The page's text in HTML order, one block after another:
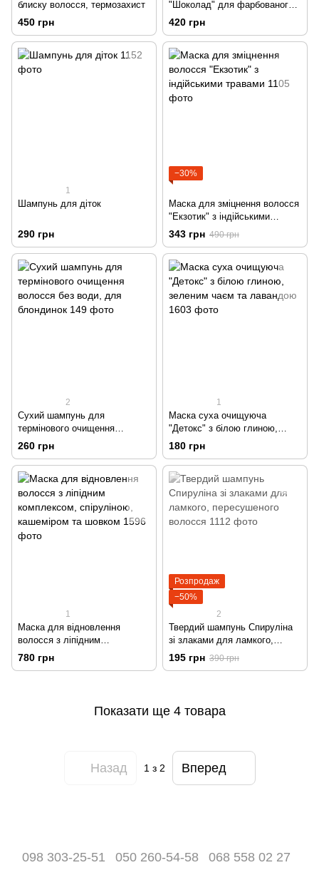
блиску волосся, термозахист
450 грн
"Шоколад" для фарбованого
волосся, для блиску та
термозахисту
420 грн
1
Шампунь для діток
290 грн
−30%
Маска для зміцнення волосся
"Екзотик" з індійськими
травами
343 грн 490 грн
2
Сухий шампунь для
термінового очищення
волосся без води, для
блондинок
260 грн
1
Маска суха очищуюча
"Детокс" з білою глиною,
зеленим чаєм та лавандою
180 грн
1
Маска для відновлення
волосся з ліпідним
комплексом, спіруліною,
кашеміром та шовком
780 грн
Розпродаж
−50%
2
Твердий шампунь Спируліна
зі злаками для ламкого,
пересушеного волосся
195 грн 390 грн
Показати ще 4 товара
Назад 1з 2 Вперед
098 303-25-51 050 260-54-58 068 558 02 27